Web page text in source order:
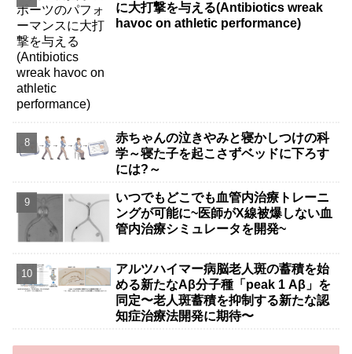
に大打撃を与える(Antibiotics wreak
havoc on athletic performance)
赤ちゃんの泣きやみと寝かしつけの科
学～寝た子を起こさずベッドに下ろす
には?～
いつでもどこでも血管内治療トレーニ
ングが可能に~医師がX線被爆しない血
管内治療シミュレータを開発~
アルツハイマー病脳老人斑の蓄積を始
める新たなAβ分子種「peak 1 Aβ」を
同定〜老人斑蓄積を抑制する新たな認
知症治療法開発に期待〜